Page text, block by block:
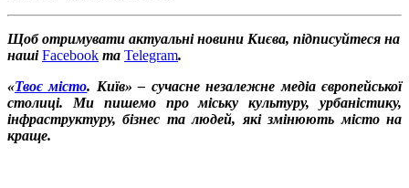
Щоб отримувати актуальні новини Києва, підписуйтеся на
нашіFacebook та Telegram.
«Твоє місто. Київ» – сучасне незалежне медіа європейської
столиці. Ми пишемо про міську культуру, урбаністику,
інфраструктуру, бізнес та людей, які змінюють місто на
краще.